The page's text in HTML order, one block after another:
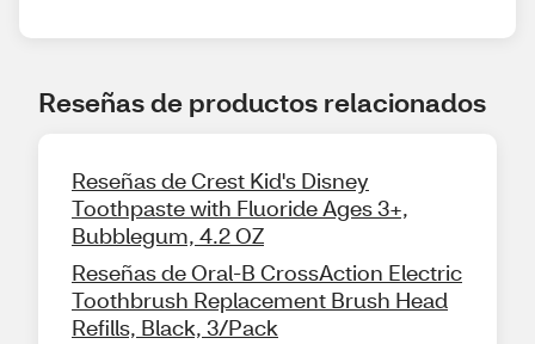
Reseñas de productos relacionados
Reseñas de Crest Kid's Disney
Toothpaste with Fluoride Ages 3+,
Bubblegum, 4.2 OZ
Reseñas de Oral-B CrossAction Electric
Toothbrush Replacement Brush Head
Refills, Black, 3/Pack